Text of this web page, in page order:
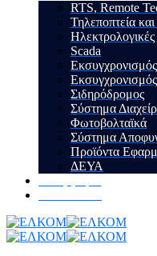
RTS, Remote
Τηλεποπτεία
Scada
Σιδηρόδρομος
Σύστημα
Φωτοβολταϊκά
Σύστημα
Προϊόντα
ΔΕΥΑ